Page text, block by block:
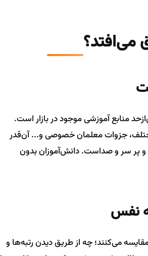
می‌افتد؟
منابع آموزشی موجود در بازار است.
جزوات معلمان خصوصی و... آن‌قدر
و پر سر و صداست. دانش‌آموزان بدون
می‌کنند؛ چه از طریق دیدن رتبه‌ها و